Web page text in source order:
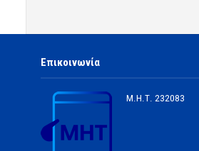
Επικοινωνία
Μ.Η.Τ. 232083